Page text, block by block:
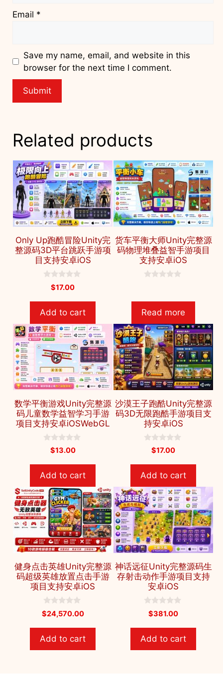
Email *
Save my name, email, and website in this
browser for the next time I comment.
Related products
Only Up跑酷冒险Unity完
整源码3D平台跳跃手游项
目支持安卓iOS
o
5
$17.00
Add to cart
货车平衡大师Unity完整源
码物理堆叠益智手游项目
支持安卓iOS
o
5
Read more
数学平衡游戏Unity完整源
码儿童数学益智学习手游
项目支持安卓iOSWebGL
o
5
$13.00
Add to cart
沙漠王子跑酷Unity完整源
码3D无限跑酷手游项目支
持安卓iOS
o
5
$17.00
Add to cart
健身点击英雄Unity完整源
码超级英雄放置点击手游
项目支持安卓iOS
0
o
o
5
$24,570.00
Add to cart
神话远征Unity完整源码生
存射击动作手游项目支持
安卓iOS
o
5
$381.00
Add to cart